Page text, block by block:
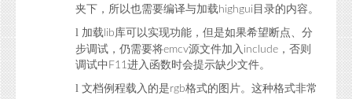
夹下，所以也需要编译与加载highgui 目录的内容。
l 加载 lib库可以实现功能，但是如果希望断点、分
步调试，仍需要将emcv源文件加入 include ，否则
调试中 F11进入函数时会提示缺少文件。
l 文档例程载入的是rgb格式的图片。这种格式非常